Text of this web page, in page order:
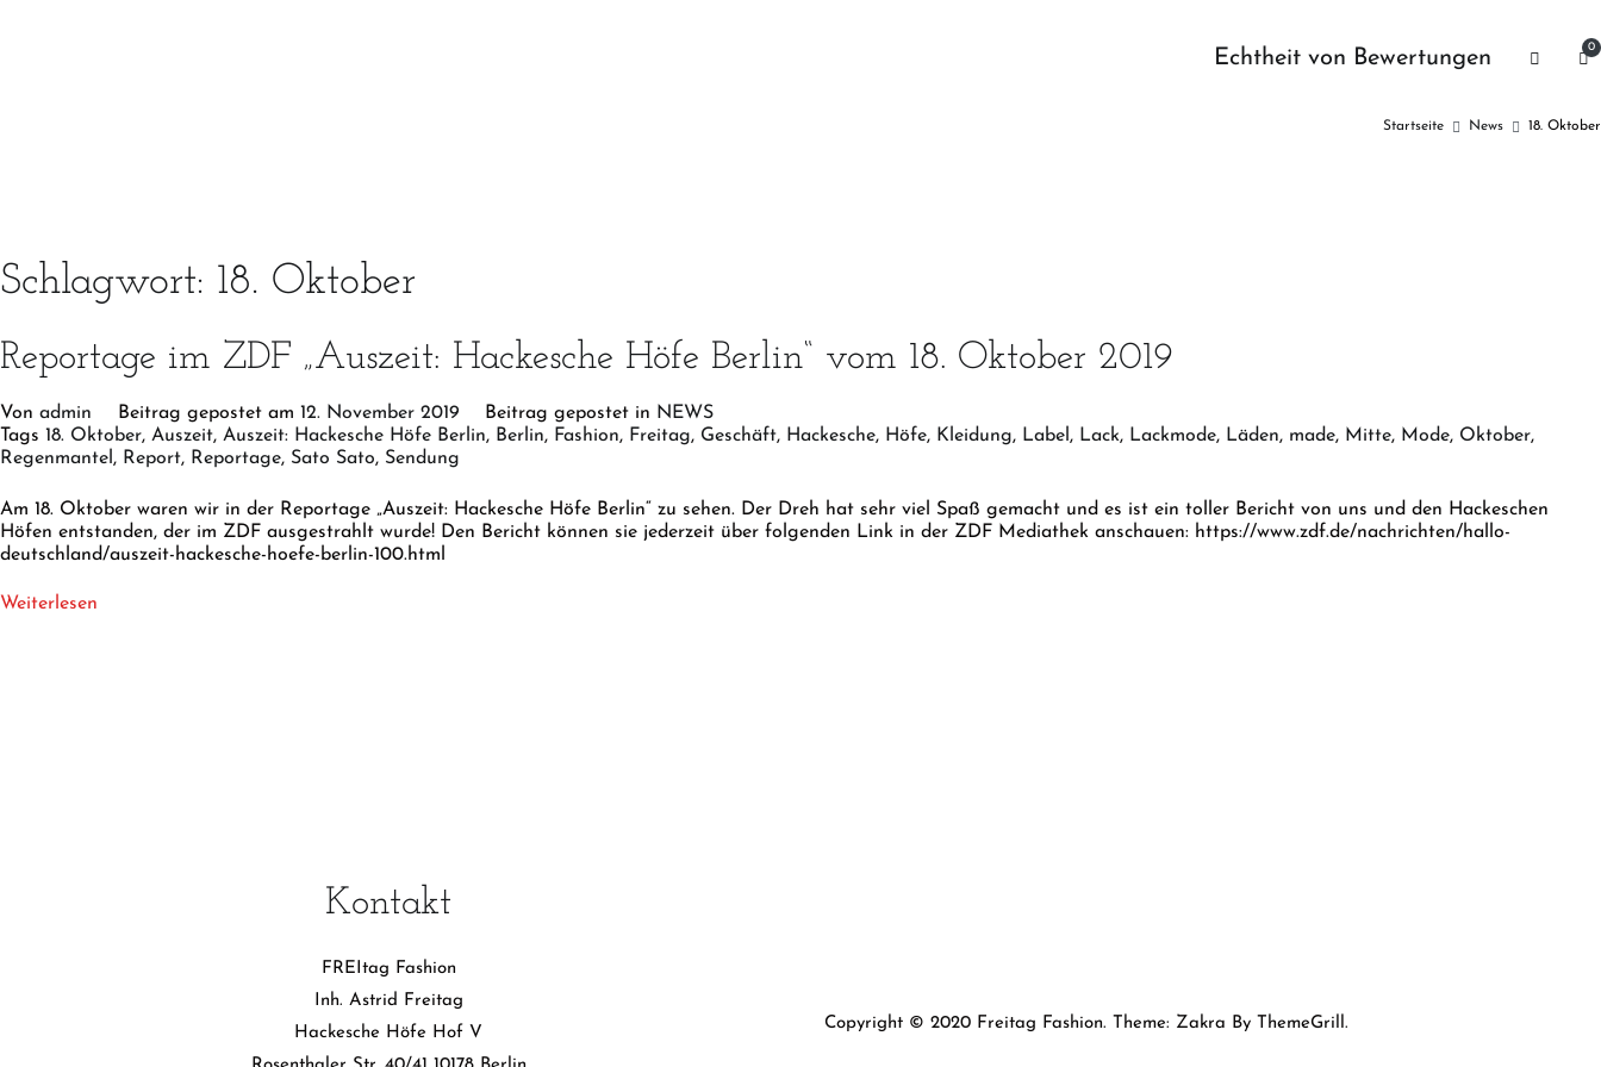
Echtheit von Bewertungen 0
Startseite News 18. Oktober
Schlagwort: 18. Oktober
Reportage im ZDF „Auszeit: Hackesche Höfe Berlin“ vom 18. Oktober 2019
Von admin Beitrag gepostet am 12. November 2019 Beitrag gepostet in NEWS
Tags 18. Oktober, Auszeit, Auszeit: Hackesche Höfe Berlin, Berlin, Fashion, Freitag, Geschäft, Hackesche, Höfe, Kleidung, Label , Lack, Lackmode, Läden, made, Mitte, Mode, Oktober,
Regenmantel , Report, Reportage, Sato Sato, Sendung
Am 18. Oktober waren wir in der Reportage „Auszeit: Hackesche Höfe Berlin“ zu sehen. Der Dreh hat sehr viel Spaß gemacht und es ist ein toller Bericht von uns und den Hackeschen
Höfen entstanden, der im ZDF ausgestrahlt wurde! Den Bericht können sie jederzeit über folgenden Link in der ZDF Mediathek anschauen: https://www.zdf.de/nachrichten/hallo-
deutschland/auszeit-hackesche-hoefe-berlin-100.html
Weiterlesen
Kontakt
FREItag Fashion
Inh. Astrid Freitag
Hackesche Höfe Hof V
Copyright © 2020 Freitag Fashion. Theme: Zakra By ThemeGrill.